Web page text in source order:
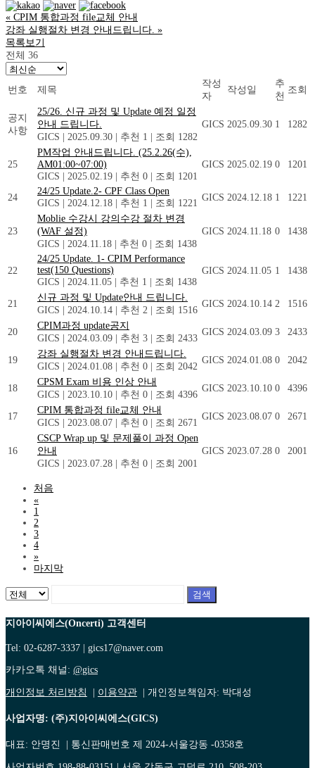
« CPIM 통합과정 file교체 안내
강좌 실행절차 변경 안내드립니다. »
목록보기
전체 36
번호 제목
작성
자
작성일
추
천
조회
공지
사항
25/26. 신규 과정 및 Update 예정 일정
안내 드립니다.
GICS
2025.09.30 추천 1 조회 1282
GICS 2025.09.30 1 1282
25
PM작업 안내드립니다. (25.2.26(수),
AM01:00~07:00)
GICS
2025.02.19 추천 0 조회 1201
GICS 2025.02.19 0 1201
24
24/25 Update.2- CPF Class Open
GICS
2024.12.18 추천 1 조회 1221
GICS 2024.12.18 1 1221
23
Moblie 수강시 강의수강 절차 변경
(WAF 설정)
GICS
2024.11.18 추천 0 조회 1438
GICS 2024.11.18 0 1438
22
24/25 Update. 1- CPIM Performance
test(150 Questions)
GICS
2024.11.05 추천 1 조회 1438
GICS 2024.11.05 1 1438
21
신규 과정 및 Update안내 드립니다.
GICS
2024.10.14 추천 2 조회 1516
GICS 2024.10.14 2 1516
20
CPIM과정 update공지
GICS
2024.03.09 추천 3 조회 2433
GICS 2024.03.09 3 2433
19
강좌 실행절차 변경 안내드립니다.
GICS
2024.01.08 추천 0 조회 2042
GICS 2024.01.08 0 2042
18
CPSM Exam 비용 인상 안내
GICS
2023.10.10 추천 0 조회 4396
GICS 2023.10.10 0 4396
17
CPIM 통합과정 file교체 안내
GICS
2023.08.07 추천 0 조회 2671
GICS 2023.08.07 0 2671
16
CSCP Wrap up 및 문제풀이 과정 Open
안내
GICS
2023.07.28 추천 0 조회 2001
GICS 2023.07.28 0 2001
처음
«
1
2
3
4
»
마지막
검색
지아이씨에스(Oncerti) 고객센터
Tel: 02-6287-3337 | gics17@naver.com
카카오톡 채널: @gics
개인정보 처리방침 이용약관 | 개인정보책임자: 박대성
사업자명: (주)지아이씨에스(GICS)
대표: 안명진 | 통신판매번호 제 2024-서울강동 -0358호